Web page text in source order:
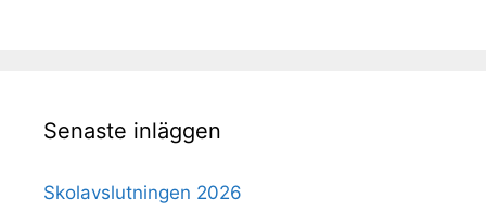
Senaste inläggen
Skolavslutningen 2026